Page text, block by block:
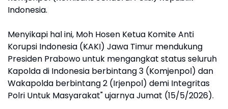
Indonesia.
Menyikapi hal ini, Moh Hosen Ketua Komite Anti
Korupsi Indonesia (KAKI) Jawa Timur mendukung
Presiden Prabowo untuk mengangkat status seluruh
Kapolda di Indonesia berbintang 3 (Komjenpol) dan
Wakapolda berbintang 2 (Irjenpol) demi Integritas
Polri Untuk Masyarakat" ujarnya Jumat (15/5/2026).